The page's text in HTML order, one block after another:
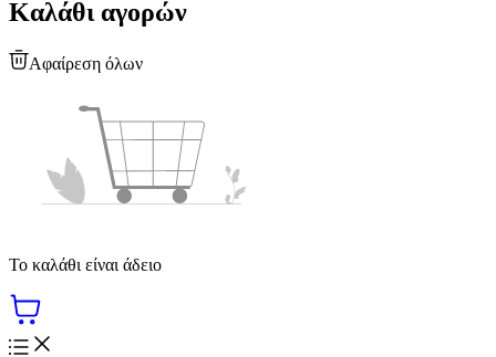
Καλάθι αγορών
Αφαίρεση όλων
Το καλάθι είναι άδειο